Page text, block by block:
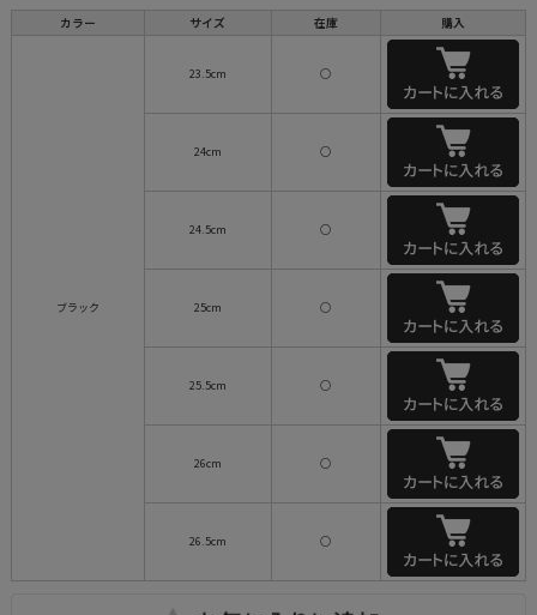
カラー サイズ 在庫 購入
ブラック
23.5cm ○
24cm ○
24.5cm ○
25cm ○
25.5cm ○
26cm ○
26.5cm ○